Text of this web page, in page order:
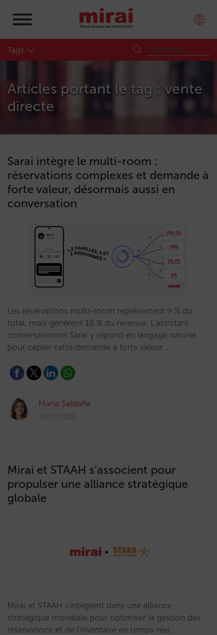
Tags
Articles portant le tag : vente
directe
Sarai intègre le multi-room :
réservations complexes et demande à
forte valeur, désormais aussi en
conversation
Les réservations multi-room représentent 9 % du
total, mais génèrent 18 % du revenue. L'assistant
conversationnel Sarai y répond en langage naturel
pour capter cette demande à forte valeur. …
María Saldaña
16/07/2026
Mirai et STAAH s’associent pour
propulser une alliance stratégique
globale
Mirai et STAAH s'intègrent dans une alliance
stratégique mondiale pour optimiser la gestion des
réservations et de l'inventaire en temps réel,